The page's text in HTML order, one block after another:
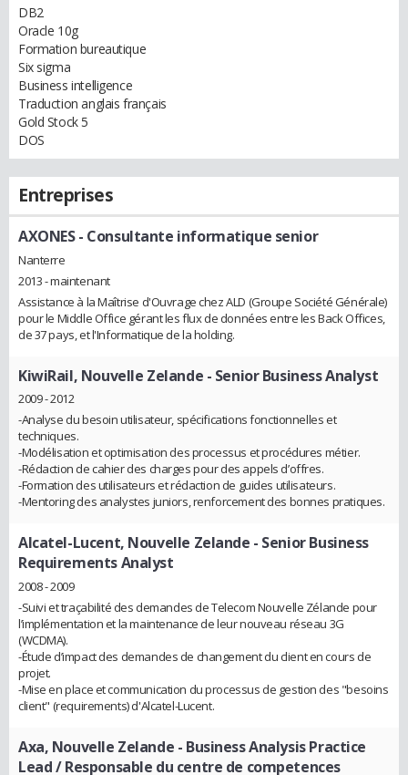
DB2
Oracle 10g
Formation bureautique
Six sigma
Business intelligence
Traduction anglais français
Gold Stock 5
DOS
Entreprises
AXONES- Consultante informatique senior
Nanterre
2013 - maintenant
Assistance à la Maîtrise d'Ouvrage chez ALD (Groupe Société Générale)
pour le Middle Office gérant les flux de données entre les Back Offices,
de 37 pays, et l'Informatique de la holding.
KiwiRail, Nouvelle Zelande - Senior Business Analyst
2009 - 2012
-Analyse du besoin utilisateur, spécifications fonctionnelles et
techniques.
-Modélisation et optimisation des processus et procédures métier.
-Rédaction de cahier des charges pour des appels d’offres.
-Formation des utilisateurs et rédaction de guides utilisateurs.
-Mentoring des analystes juniors, renforcement des bonnes pratiques.
Alcatel-Lucent, Nouvelle Zelande - Senior Business
Requirements Analyst
2008 - 2009
-Suivi et traçabilité des demandes de Telecom Nouvelle Zélande pour
l’implémentation et la maintenance de leur nouveau réseau 3G
(WCDMA).
-Étude d’impact des demandes de changement du client en cours de
projet.
-Mise en place et communication du processus de gestion des "besoins
client" (requirements) d'Alcatel-Lucent.
Axa, Nouvelle Zelande - Business Analysis Practice
Lead / Responsable du centre de competences